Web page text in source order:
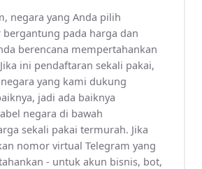
negara yang Anda pilih
bergantung pada harga dan
berencana mempertahankan
ini pendaftaran sekali pakai,
yang kami dukung
jadi ada baiknya
negara di bawah
sekali pakai termurah. Jika
nomor virtual Telegram yang
- untuk akun bisnis, bot,